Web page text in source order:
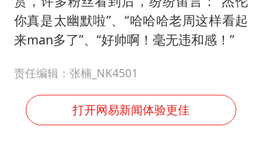
你真是太幽默啦”、“哈哈哈老周这样看起
来man多了”、“好帅啊！毫无违和感！”
责任编辑：张楠_NK4501
打开网易新闻体验更佳